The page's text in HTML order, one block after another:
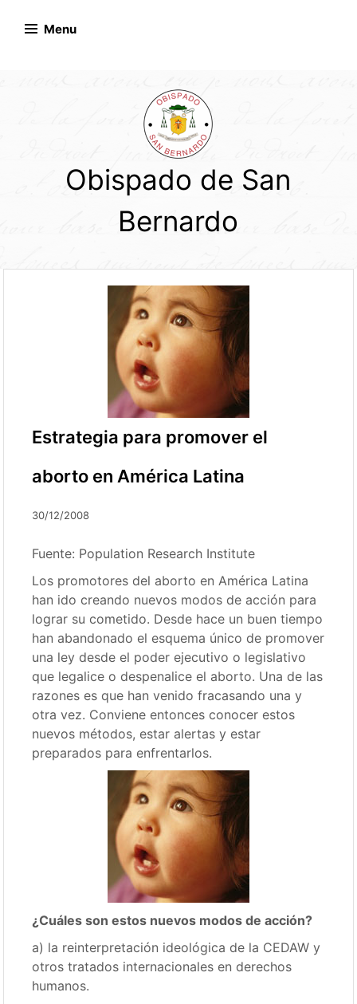
Menu
Obispado de San
Bernardo
Estrategia para promover el
aborto en América Latina
30/12/2008
Fuente: Population Research Institute
Los promotores del aborto en América Latina
han ido creando nuevos modos de acción para
lograr su cometido. Desde hace un buen tiempo
han abandonado el esquema único de promover
una ley desde el poder ejecutivo o legislativo
que legalice o despenalice el aborto. Una de las
razones es que han venido fracasando una y
otra vez. Conviene entonces conocer estos
nuevos métodos, estar alertas y estar
preparados para enfrentarlos.
¿Cuáles son estos nuevos modos de acción?
a) la reinterpretación ideológica de la CEDAW y
otros tratados internacionales en derechos
humanos.